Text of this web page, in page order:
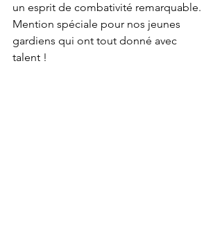
un esprit de combativité remarquable.
Mention spéciale pour nos jeunes
gardiens qui ont tout donné avec
talent !